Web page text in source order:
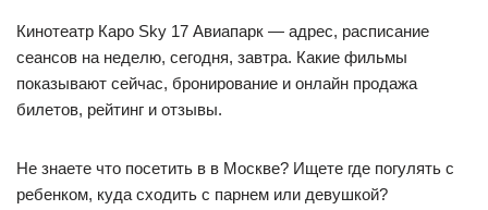
Кинотеатр Каро Sky 17 Авиапарк — адрес, расписание
сеансов на неделю, сегодня, завтра. Какие фильмы
показывают сейчас, бронирование и онлайн продажа
билетов, рейтинг и отзывы.
Не знаете что посетить в в Москве? Ищете где погулять с
ребенком, куда сходить с парнем или девушкой?